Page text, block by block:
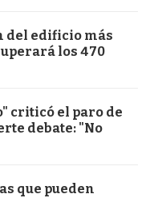
del edificio más
los 470
criticó el paro de
debate: "No
que pueden